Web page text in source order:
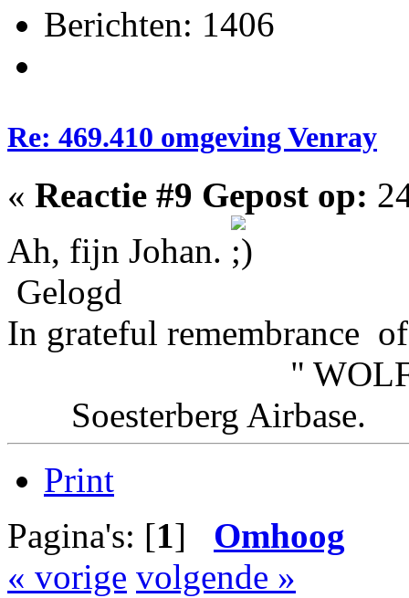
Berichten: 1406
Re: 469.410 omgeving Venray
« Reactie #9 Gepost op:
Ah, fijn Johan.
Gelogd
In grateful remembrance
"
Soesterberg
Print
Pagina's: [1] Omhoog
« vorige volgende »